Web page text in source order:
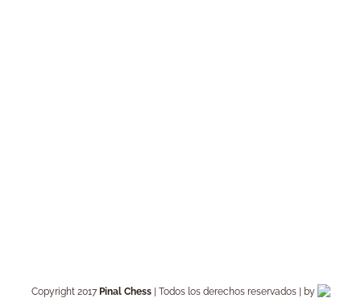
Copyright 2017 Pinal Chess| Todos los derechos reservados | by